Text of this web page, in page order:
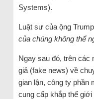
Systems).
Luật sư của ộng
của chúng không thể
Ngay sau đó, trên các
giả (fake news) về
gian lận, công ty phần
cung cấp khắp thế